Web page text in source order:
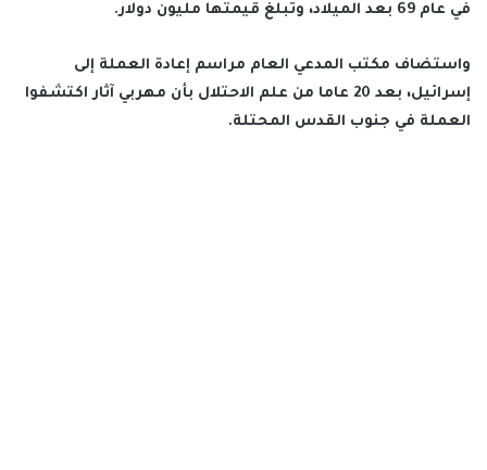
في عام 69 بعد الميلاد، وتبلغ قيمتها مليون دولار.
واستضاف مكتب المدعي العام مراسم إعادة العملة إلى
إسرائيل، بعد 20 عاما من علم الاحتلال بأن مهربي آثار اكتشفوا
العملة في جنوب القدس المحتلة.